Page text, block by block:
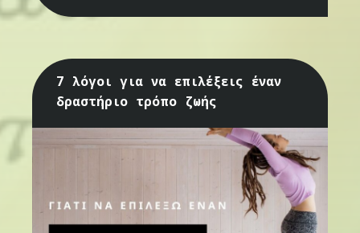
7 λόγοι για να επιλέξεις έναν
δραστήριο τρόπο ζωής